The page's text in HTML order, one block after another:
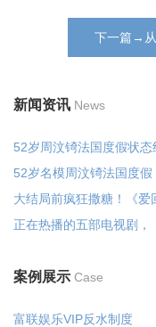
下一篇→从
新闻资讯 News
52岁周汶锜法国度假状态
52岁名模周汶锜法国度假
大结局前疯狂撒糖！《爱
正在热播的五部电视剧，
案例展示 Case
富联娱乐VIP反水制度